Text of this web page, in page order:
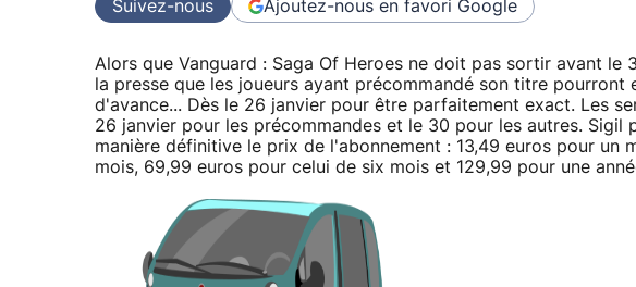
Suivez-nous Ajoutez-nous en favori Google
Alors que Vanguard : Saga Of Heroes ne doit pas sortir avant le
la presse que les joueurs ayant précommandé son titre
d'avance... Dès le 26 janvier pour être parfaitement exact. Les
26 janvier pour les précommandes et le 30 pour les autres.
manière définitive le prix de l'abonnement : 13,49 euros pour un
mois, 69,99 euros pour celui de six mois et 129,99 pour une